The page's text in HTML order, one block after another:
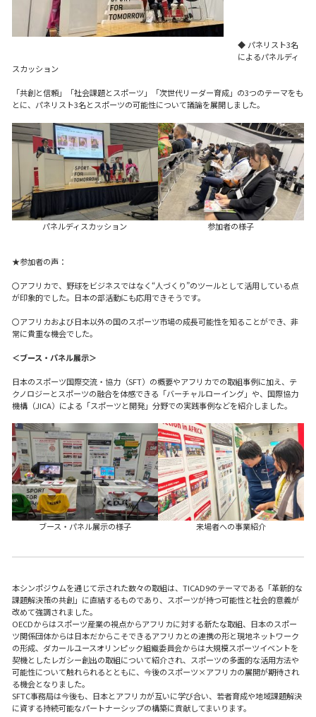
◆ パネリスト3名
によるパネルディ
スカッション
「共創と信頼」「社会課題とスポーツ」「次世代リーダー育成」の3つのテーマをも
とに、パネリスト3名とスポーツの可能性について議論を展開しました。
パネルディスカッション 参加者の様子
★参加者の声：
〇アフリカで、野球をビジネスではなく“人づくり”のツールとして活用している点
が印象的でした。日本の部活動にも応用できそうです。
〇アフリカおよび日本以外の国のスポーツ市場の成長可能性を知ることができ、非
常に貴重な機会でした。
＜ブース・パネル展示＞
日本のスポーツ国際交流・協力（SFT）の概要やアフリカでの取組事例に加え、テ
クノロジーとスポーツの融合を体感できる「バーチャルローイング」や、国際協力
機構（JICA）による「スポーツと開発」分野での実践事例などを紹介しました。
ブース・パネル展示の様子 来場者への事業紹介
本シンポジウムを通じて示された数々の取組は、TICAD9のテーマである「革新的な
課題解決策の共創」に直結するものであり、スポーツが持つ可能性と社会的意義が
改めて強調されました。
OECDからはスポーツ産業の視点からアフリカに対する新たな取組、日本のスポー
ツ関係団体からは日本だからこそできるアフリカとの連携の形と現地ネットワーク
の形成、ダカールユースオリンピック組織委員会からは大規模スポーツイベントを
契機としたレガシー創出の取組について紹介され、スポーツの多面的な活用方法や
可能性について触れられるとともに、今後のスポーツ×アフリカの展開が期待され
る機会となりました。
SFTC事務局は今後も、日本とアフリカが互いに学び合い、若者育成や地域課題解決
に資する持続可能なパートナーシップの構築に貢献してまいります。